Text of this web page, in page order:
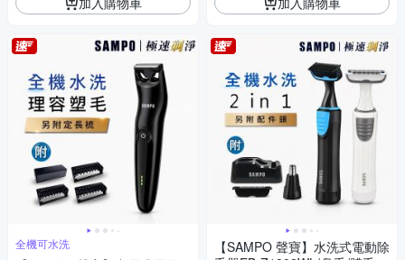
全機可水洗
【SAMPO 聲寶】水洗式電動除